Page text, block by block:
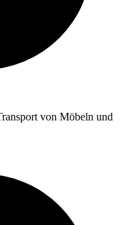
von Möbeln und